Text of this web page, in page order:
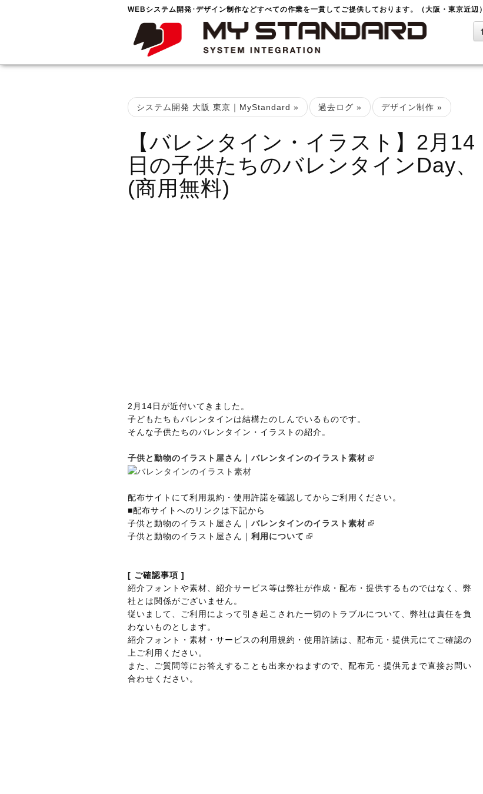
WEBシステム開発･デザイン制作などすべての作業を一貫してご提供しております。（大阪・東京近辺）
システム開発 大阪 東京｜MyStandard » 過去ログ » デザイン制作 »
【バレンタイン・イラスト】2月14
日の子供たちのバレンタインDay、
(商用無料)
2月14日が近付いてきました。
子どもたちもバレンタインは結構たのしんでいるものです。
そんな子供たちのバレンタイン・イラストの紹介。
子供と動物のイラスト屋さん｜バレンタインのイラスト素材
配布サイトにて利用規約・使用許諾を確認してからご利用ください。
■配布サイトへのリンクは下記から
子供と動物のイラスト屋さん｜ バレンタインのイラスト素材
子供と動物のイラスト屋さん｜ 利用について
[ ご確認事項 ]
紹介フォントや素材、紹介サービス等は弊社が作成・配布・提供するものではなく、弊
社とは関係がございません。
従いまして、ご利用によって引き起こされた一切のトラブルについて、弊社は責任を負
わないものとします。
紹介フォント・素材・サービスの利用規約・使用許諾は、配布元・提供元にてご確認の
上ご利用ください。
また、ご質問等にお答えすることも出来かねますので、配布元・提供元まで直接お問い
合わせください。